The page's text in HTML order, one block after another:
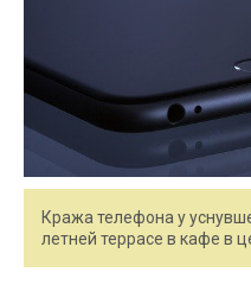
Кража телефона у
летней террасе в кафе в